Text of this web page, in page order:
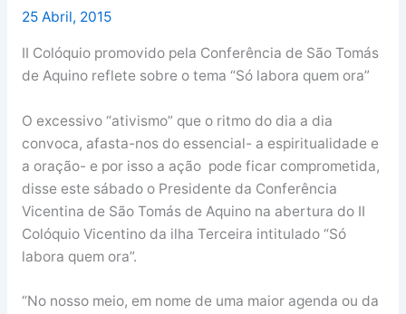
25 Abril, 2015
II Colóquio promovido pela Conferência de São Tomás
de Aquino reflete sobre o tema “Só labora quem ora”
O excessivo “ativismo” que o ritmo do dia a dia
convoca, afasta-nos do essencial- a espiritualidade e
a oração- e por isso a ação pode ficar comprometida,
disse este sábado o Presidente da Conferência
Vicentina de São Tomás de Aquino na abertura do II
Colóquio Vicentino da ilha Terceira intitulado “Só
labora quem ora”.
“No nosso meio, em nome de uma maior agenda ou da